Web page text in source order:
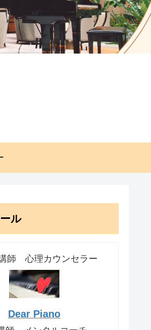
ル
師 心理カウンセラー
Dear Piano